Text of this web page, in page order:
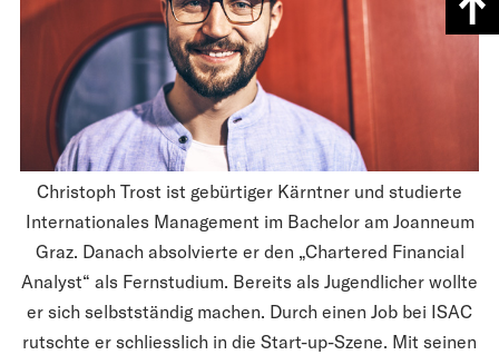
Christoph Trost ist gebürtiger Kärntner und studierte
Internationales Management im Bachelor am Joanneum
Graz. Danach absolvierte er den „Chartered Financial
Analyst“ als Fernstudium. Bereits als Jugendlicher wollte
er sich selbstständig machen. Durch einen Job bei ISAC
rutschte er schliesslich in die Start-up-Szene. Mit seinen